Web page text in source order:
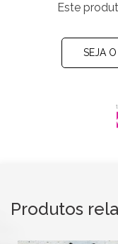
Este
SEJA
Produtos